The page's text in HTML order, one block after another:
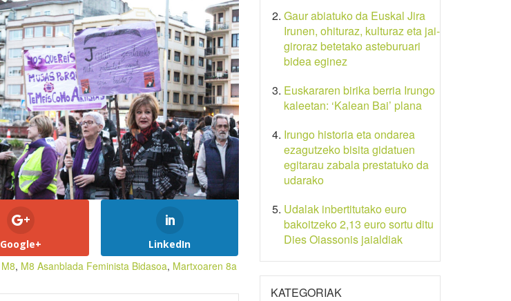
Google+ LinkedIn
M8, M8 Asanblada Feminista Bidasoa, Martxoaren 8a
Gaur abiatuko da Euskal Jira
Irunen, ohituraz, kulturaz eta jai-
giroraz betetako asteburuari
bidea eginez
Euskararen birika berria Irungo
kaleetan: ‘Kalean Bai’ plana
Irungo historia eta ondarea
ezagutzeko bisita gidatuen
egitarau zabala prestatuko da
udarako
Udalak inbertitutako euro
bakoitzeko 2,13 euro sortu ditu
Dies Oiassonis jaialdiak
KATEGORIAK